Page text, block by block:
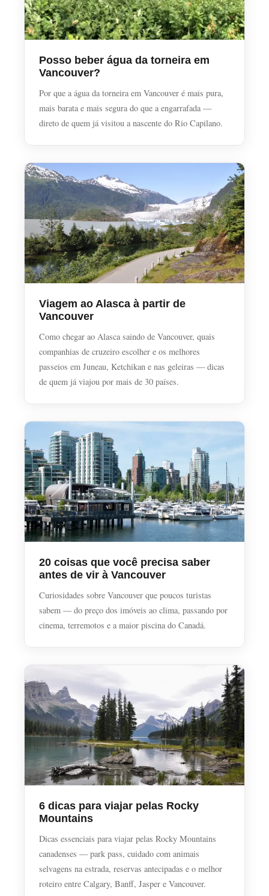
Posso beber água da torneira em
Vancouver?
Por que a água da torneira em Vancouver é mais pura,
mais barata e mais segura do que a engarrafada —
direto de quem já visitou a nascente do Rio Capilano.
Viagem ao Alasca à partir de
Vancouver
Como chegar ao Alasca saindo de Vancouver, quais
companhias de cruzeiro escolher e os melhores
passeios em Juneau, Ketchikan e nas geleiras — dicas
de quem já viajou por mais de 30 países.
20 coisas que você precisa saber
antes de vir à Vancouver
Curiosidades sobre Vancouver que poucos turistas
sabem — do preço dos imóveis ao clima, passando por
cinema, terremotos e a maior piscina do Canadá.
6 dicas para viajar pelas Rocky
Mountains
Dicas essenciais para viajar pelas Rocky Mountains
canadenses — park pass, cuidado com animais
selvagens na estrada, reservas antecipadas e o melhor
roteiro entre Calgary, Banff, Jasper e Vancouver.